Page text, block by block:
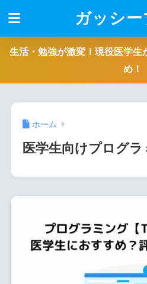
ガッシ
生活・勉強が激変！現役医学生
め！
ホーム
医学生向けプログ